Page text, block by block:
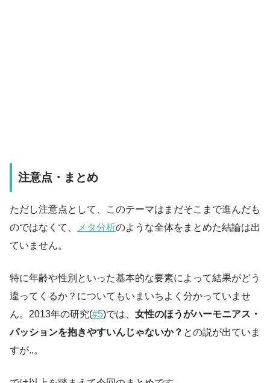
注意点・まとめ
ただし注意点として、このテーマはまだそこまで進んだも
のではなくて、
メタ分析のような全体をまとめた結論は出
ていません。
特に年齢や性別といった基本的な要素によって結果がどう
違ってくるか？についてもいまいちよく分かっていませ
ん。2013年の研究(#5)では、 女性のほうがハーモニアス・
パッションを抱きやすいんじゃないか？ との説が出ていま
すが..。